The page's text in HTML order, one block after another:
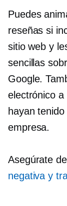
Puedes
reseñas si
sitio web y
sencillas
Google.
electrónico
hayan
empresa.
Asegúrate de
negativa y